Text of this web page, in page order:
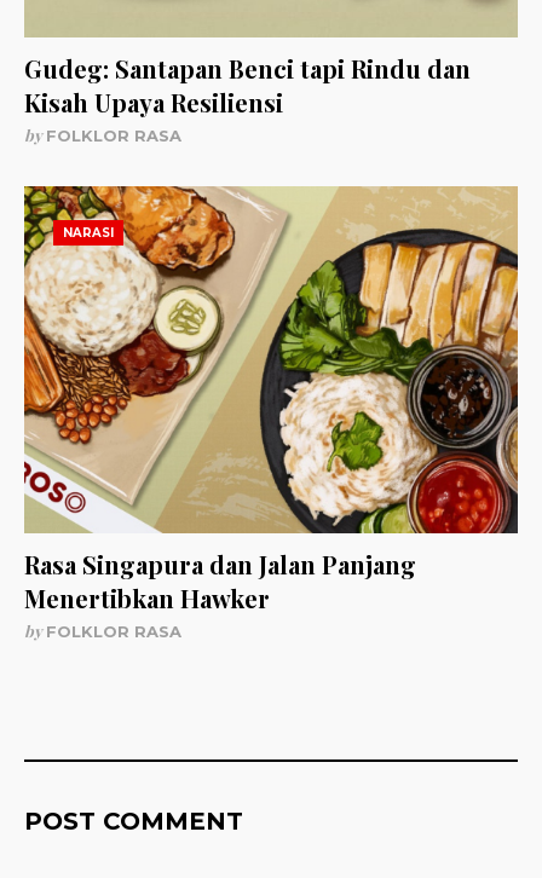
Gudeg: Santapan Benci tapi Rindu dan
Kisah Upaya Resiliensi
byFOLKLOR RASA
NARASI
Rasa Singapura dan Jalan Panjang
Menertibkan Hawker
byFOLKLOR RASA
POST COMMENT